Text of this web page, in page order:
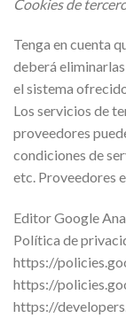
Cookies de
Tenga en cuenta
deberá
el sistema
Los servicios de
proveedores
condiciones de
etc. Proveedores
Editor Google
Política de
https://
https://
https://